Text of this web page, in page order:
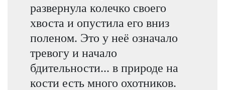
развернула колечко своего
хвоста и опустила его вниз
поленом. Это у неё означало
тревогу и начало
бдительности... в природе на
кости есть много охотников.